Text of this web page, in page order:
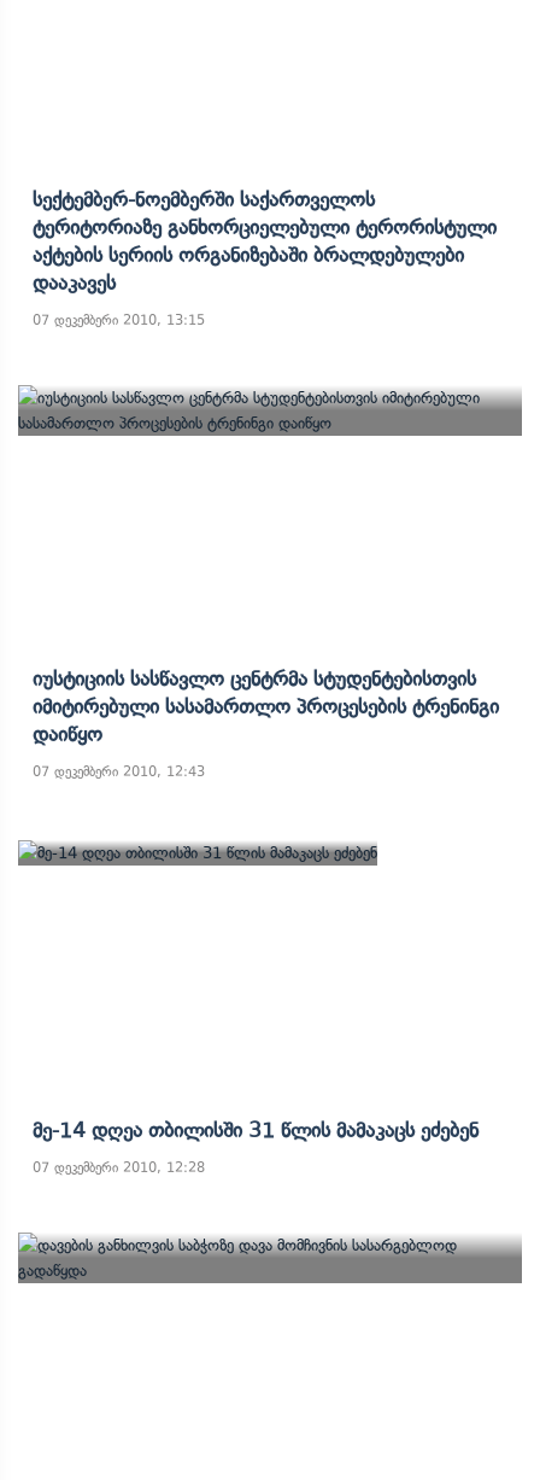
Სექტემბერ-Ნოემბერში Საქართველოს
Ტერიტორიაზე Განხორციელებული Ტერორისტული
Აქტების Სერიის Ორგანიზებაში Ბრალდებულები
Დააკავეს
07 დეკემბერი 2010, 13:15
Იუსტიციის Სასწავლო Ცენტრმა Სტუდენტებისთვის
Იმიტირებული Სასამართლო Პროცესების Ტრენინგი
Დაიწყო
07 დეკემბერი 2010, 12:43
Მე-14 Დღეა Თბილისში 31 Წლის Მამაკაცს Ეძებენ
07 დეკემბერი 2010, 12:28